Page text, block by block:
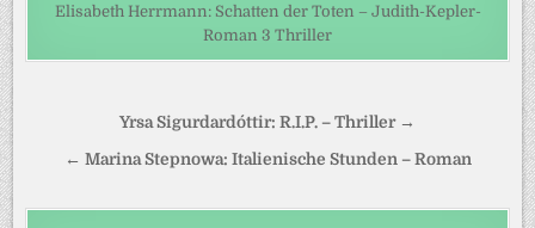
Elisabeth Herrmann: Schatten der Toten – Judith-Kepler-
Roman 3 Thriller
Beitragsnavigation
Yrsa Sigurdardóttir: R.I.P. – Thriller →
← Marina Stepnowa: Italienische Stunden – Roman